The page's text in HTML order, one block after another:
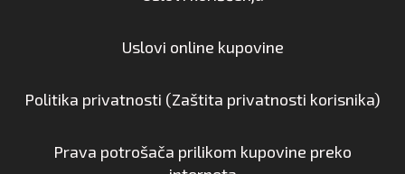
Uslovi online kupovine
Politika privatnosti (Zaštita privatnosti korisnika)
Prava potrošača prilikom kupovine preko